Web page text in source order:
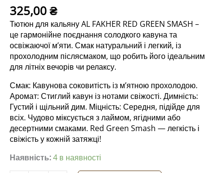
325,00₴
Тютюн для кальяну AL FAKHER RED GREEN SMASH –
це гармонійне поєднання солодкого кавуна та
освіжаючої м’яти. Смак натуральний і легкий, із
прохолодним післясмаком, що робить його ідеальним
для літніх вечорів чи релаксу.
Смак: Кавунова соковитість із м’ятною прохолодою.
Аромат: Стиглий кавун із нотами свіжості. Димність:
Густий і щільний дим. Міцність: Середня, підійде для
всіх. Чудово міксується з лаймом, ягідними або
десертними смаками. Red Green Smash — легкість і
свіжість у кожній затяжці!
Наявність:4 в наявності